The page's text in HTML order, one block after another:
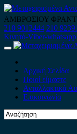
Skip
to
content
ΑΜΒΡΟΣΙΟΥ
210 9012444 210
Κινητό-Viber-
Primary
Αρχική Σελίδα
Ποιοί είμαστε
Ανταλλακτικά
Επικοινωνία